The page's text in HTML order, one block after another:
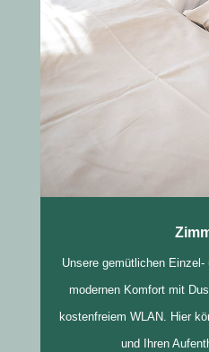
Unsere gemütlichen
modernen Komfort mit
kostenfreiem WLAN. Hier
und Ihren